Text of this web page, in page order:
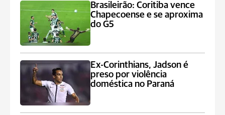
Brasileirão: Coritiba vence
Chapecoense e se aproxima
do G5
Ex-Corinthians, Jadson é
preso por violência
doméstica no Paraná